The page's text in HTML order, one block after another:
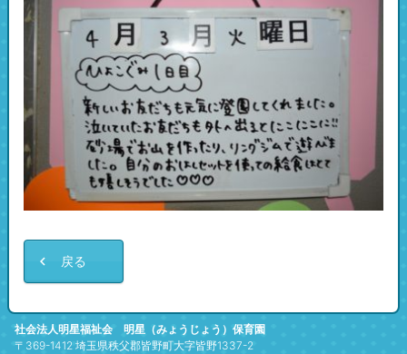
戻る
社会法人明星福祉会 明星（みょうじょう）保育園
〒369-1412 埼玉県秩父郡皆野町大字皆野1337-2